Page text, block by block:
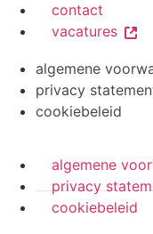
contact
vacatures
algemene
privacy
cookiebeleid
algemene
privacy
cookiebeleid